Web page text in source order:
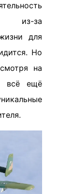
из-за
для
Но
на
всё ещё